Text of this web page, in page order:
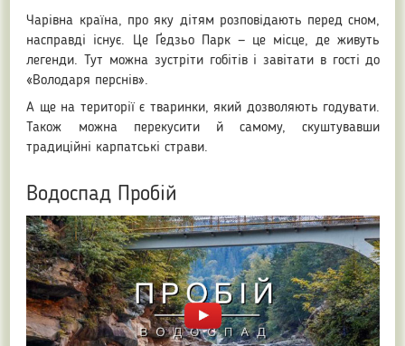
Чарівна країна, про яку дітям розповідають перед сном,
насправді існує. Це Ґедзьо Парк — це місце, де живуть
легенди. Тут можна зустріти гобітів і завітати в гості до
«Володаря перснів».
А ще на території є тваринки, який дозволяють годувати.
Також можна перекусити й самому, скуштувавши
традиційні карпатські страви.
Водоспад Пробій